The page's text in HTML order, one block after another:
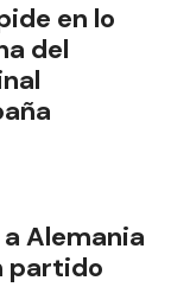
en lo
del
Alemania
partido